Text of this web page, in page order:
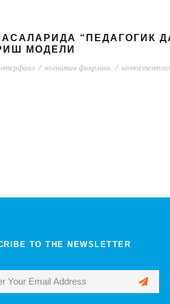
“ПЕДАГОГИК
МОДЕЛИ
/ когнитив фикрлаш. /
TO THE NEWSLETTER